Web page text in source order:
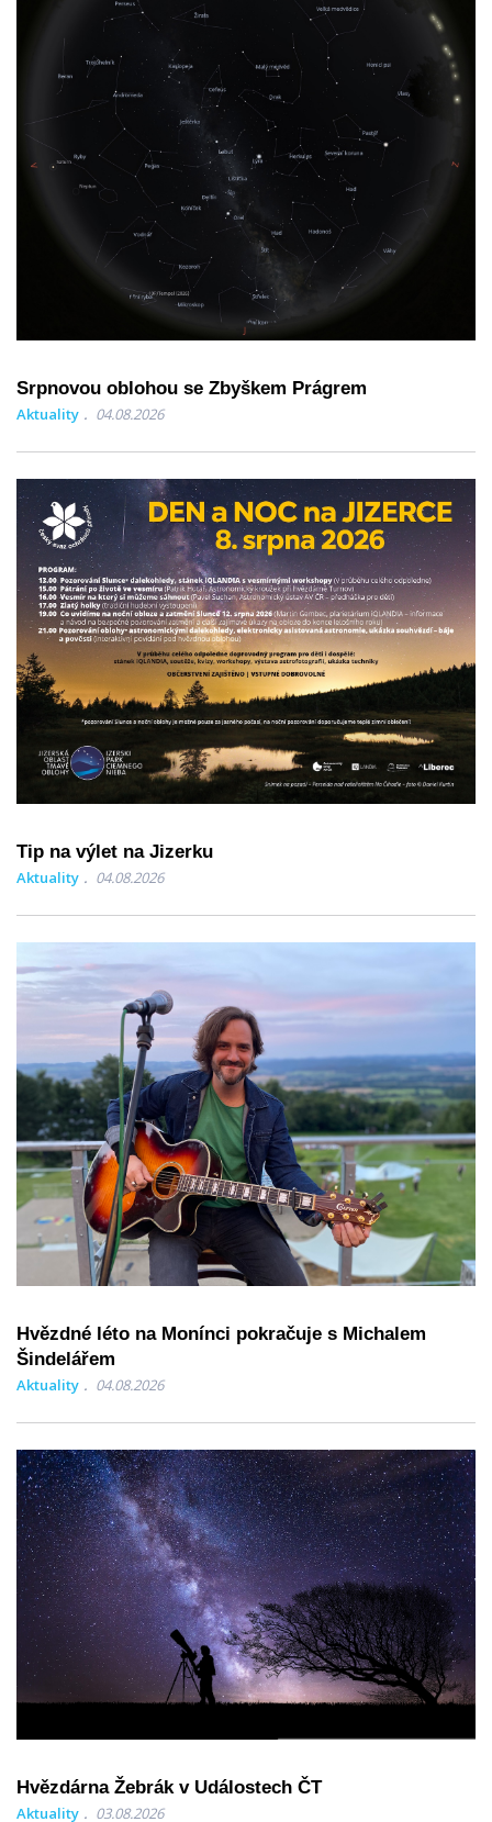
Srpnovou oblohou se Zbyškem Prágrem
Aktuality 04.08.2026
Tip na výlet na Jizerku
Aktuality 04.08.2026
Hvězdné léto na Monínci pokračuje s Michalem
Šindelářem
Aktuality 04.08.2026
Hvězdárna Žebrák v Událostech ČT
Aktuality 03.08.2026